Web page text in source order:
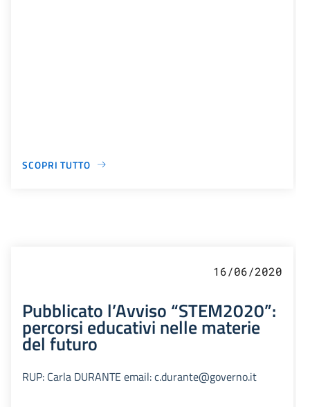
SCOPRI TUTTO
16/06/2020
Pubblicato l’Avviso “STEM2020”:
percorsi educativi nelle materie
del futuro
RUP: Carla DURANTE email: c.durante@governo.it